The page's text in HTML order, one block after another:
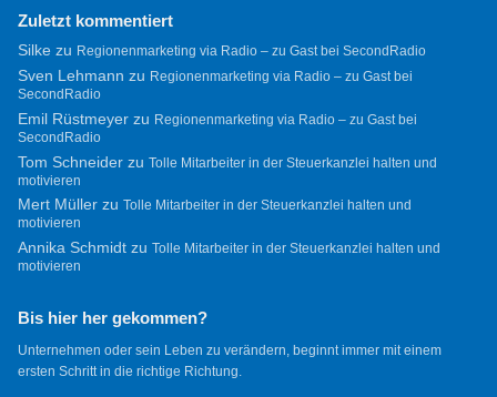
Zuletzt kommentiert
Silkezu Regionenmarketing via Radio – zu Gast bei SecondRadio
Sven Lehmann zu Regionenmarketing via Radio – zu Gast bei
SecondRadio
Emil Rüstmeyerzu Regionenmarketing via Radio – zu Gast bei
SecondRadio
Tom Schneiderzu Tolle Mitarbeiter in der Steuerkanzlei halten und
motivieren
Mert Müllerzu Tolle Mitarbeiter in der Steuerkanzlei halten und
motivieren
Annika Schmidtzu Tolle Mitarbeiter in der Steuerkanzlei halten und
motivieren
Bis hier her gekommen?
Unternehmen oder sein Leben zu verändern, beginnt immer mit einem
ersten Schritt in die richtige Richtung.